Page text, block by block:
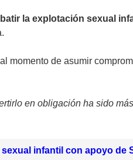
la explotación sexual
momento de asumir
en obligación ha sido
infantil con apoyo de